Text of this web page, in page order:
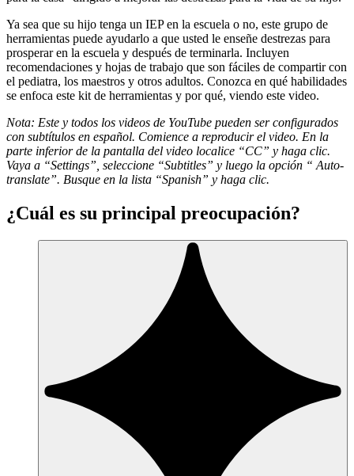
Ya sea que su hijo tenga un IEP en la escuela o no, este grupo de
herramientas puede ayudarlo a que usted le enseñe destrezas para
prosperar en la escuela y después de terminarla. Incluyen
recomendaciones y hojas de trabajo que son fáciles de compartir con
el pediatra, los maestros y otros adultos. Conozca en qué habilidades
se enfoca este kit de herramientas y por qué, viendo este video.
Nota: Este y todos los videos de YouTube pueden ser configurados
con subtítulos en español. Comience a reproducir el video. En la
parte inferior de la pantalla del video localice “CC” y haga clic.
Vaya a “Settings”, seleccione “Subtitles” y luego la opción “ Auto-
translate”. Busque en la lista “Spanish” y haga clic.
¿Cuál es su principal preocupación?